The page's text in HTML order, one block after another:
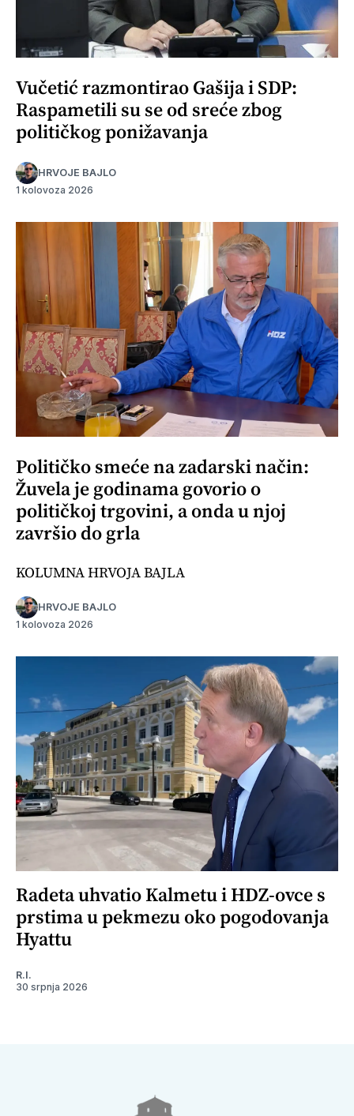
Vučetić razmontirao Gašija i SDP:
Raspametili su se od sreće zbog
političkog ponižavanja
HRVOJE BAJLO
1 kolovoza 2026
Političko smeće na zadarski način:
Žuvela je godinama govorio o
političkoj trgovini, a onda u njoj
završio do grla
KOLUMNA HRVOJA BAJLA
HRVOJE BAJLO
1 kolovoza 2026
Radeta uhvatio Kalmetu i HDZ-ovce s
prstima u pekmezu oko pogodovanja
Hyattu
R.I.
30 srpnja 2026